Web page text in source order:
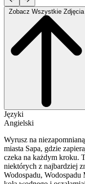
Języki
Angielski
Wyrusz na
miasta Sapa, gdzie
czeka na każdym kroku.
niektórych z najbardziej
Wodospadu, Wodospadu